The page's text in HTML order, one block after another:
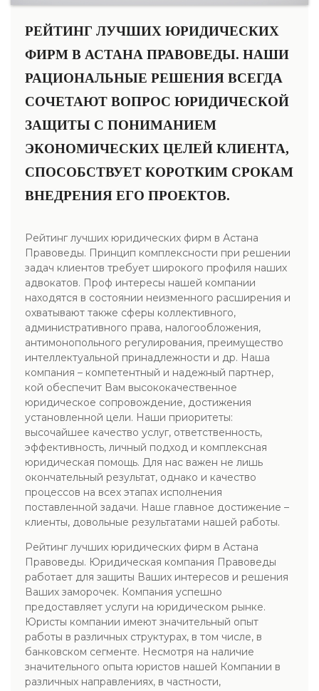
РЕЙТИНГ ЛУЧШИХ ЮРИДИЧЕСКИХ
ФИРМ В АСТАНА ПРАВОВЕДЫ. НАШИ
РАЦИОНАЛЬНЫЕ РЕШЕНИЯ ВСЕГДА
СОЧЕТАЮТ ВОПРОС ЮРИДИЧЕСКОЙ
ЗАЩИТЫ С ПОНИМАНИЕМ
ЭКОНОМИЧЕСКИХ ЦЕЛЕЙ КЛИЕНТА,
СПОСОБСТВУЕТ КОРОТКИМ СРОКАМ
ВНЕДРЕНИЯ ЕГО ПРОЕКТОВ.
Рейтинг лучших юридических фирм в Астана
Правоведы. Принцип комплексности при решении
задач клиентов требует широкого профиля наших
адвокатов. Проф интересы нашей компании
находятся в состоянии неизменного расширения и
охватывают также сферы коллективного,
административного права, налогообложения,
антимонопольного регулирования, преимущество
интеллектуальной принадлежности и др. Наша
компания – компетентный и надежный партнер,
кой обеспечит Вам высококачественное
юридическое сопровождение, достижения
установленной цели. Наши приоритеты:
высочайшее качество услуг, ответственность,
эффективность, личный подход и комплексная
юридическая помощь. Для нас важен не лишь
окончательный результат, однако и качество
процессов на всех этапах исполнения
поставленной задачи. Наше главное достижение –
клиенты, довольные результатами нашей работы.
Рейтинг лучших юридических фирм в Астана
Правоведы. Юридическая компания Правоведы
работает для защиты Ваших интересов и решения
Ваших заморочек. Компания успешно
предоставляет услуги на юридическом рынке.
Юристы компании имеют значительный опыт
работы в различных структурах, в том числе, в
банковском сегменте. Несмотря на наличие
значительного опыта юристов нашей Компании в
различных направлениях, в частности,